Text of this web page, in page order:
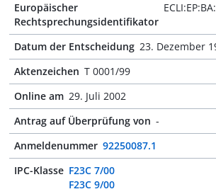
Europäischer
Rechtsprechungsidentifikator
Datum der Entscheidung 23. Dezember
Aktenzeichen T 0001/99
Online am 29. Juli 2002
Antrag auf Überprüfung von -
Anmeldenummer 92250087.1
IPC-Klasse F23C 7/00
F23C 9/00